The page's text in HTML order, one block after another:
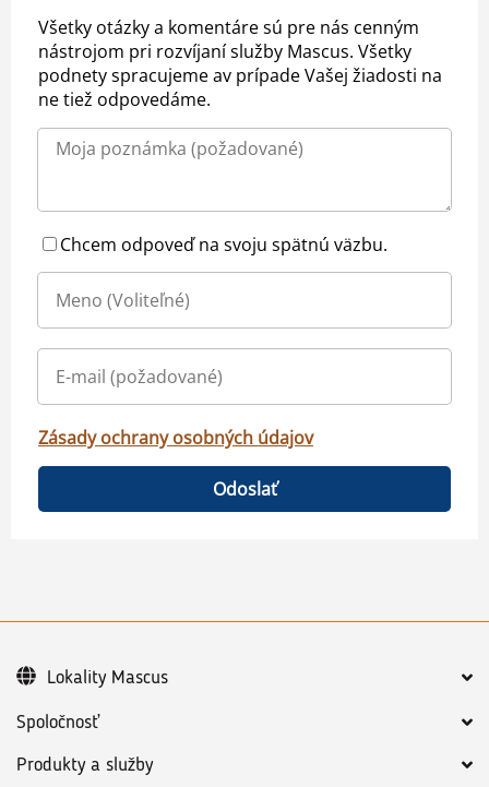
Všetky otázky a komentáre sú pre nás cenným
nástrojom pri rozvíjaní služby Mascus. Všetky
podnety spracujeme av prípade Vašej žiadosti na
ne tiež odpovedáme.
Chcem odpoveď na svoju spätnú väzbu.
Zásady ochrany osobných údajov
Odoslať
Spoločnosť
Produkty a služby
Lokality Mascus